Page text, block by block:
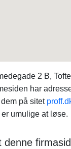
2 B,
har
på sitet
umulige at løse.